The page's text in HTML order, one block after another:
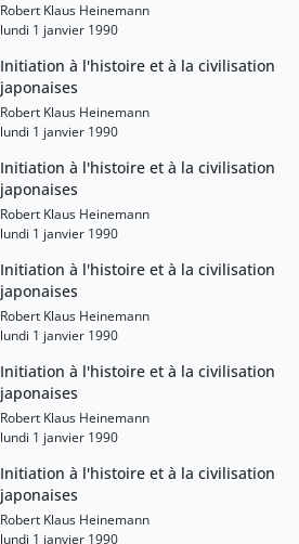
Robert Klaus Heinemann
lundi 1 janvier 1990
Initiation à l'histoire et à la civilisation
japonaises
Robert Klaus Heinemann
lundi 1 janvier 1990
Initiation à l'histoire et à la civilisation
japonaises
Robert Klaus Heinemann
lundi 1 janvier 1990
Initiation à l'histoire et à la civilisation
japonaises
Robert Klaus Heinemann
lundi 1 janvier 1990
Initiation à l'histoire et à la civilisation
japonaises
Robert Klaus Heinemann
lundi 1 janvier 1990
Initiation à l'histoire et à la civilisation
japonaises
Robert Klaus Heinemann
lundi 1 janvier 1990